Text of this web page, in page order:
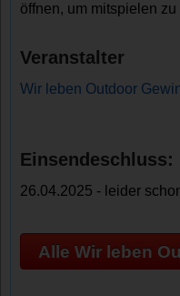
öffnen, um mitspielen zu
Veranstalter
Wir leben Outdoor
Einsendeschluss:
26.04.2025 - leider
Alle Wir leben